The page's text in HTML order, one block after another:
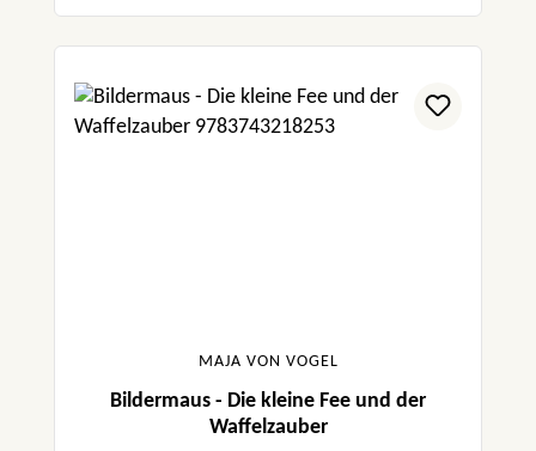
MAJA VON VOGEL
Bildermaus - Die kleine Fee und der
Waffelzauber